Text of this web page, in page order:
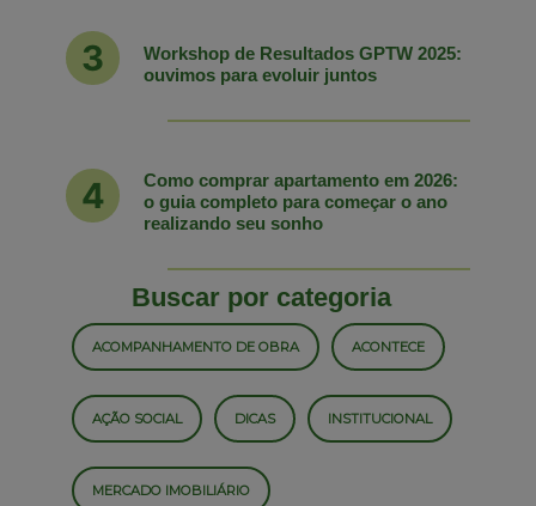
Workshop de Resultados GPTW 2025:
ouvimos para evoluir juntos
Como comprar apartamento em 2026:
o guia completo para começar o ano
realizando seu sonho
Buscar por categoria
ACOMPANHAMENTO DE OBRA ACONTECE
AÇÃO SOCIAL DICAS INSTITUCIONAL
MERCADO IMOBILIÁRIO